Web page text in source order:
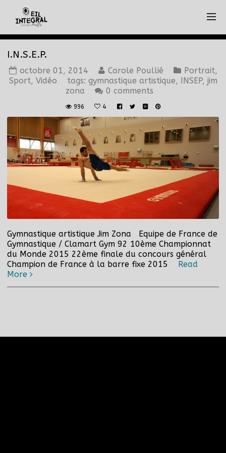
I.N.S.E.P.
octobre 01, 2014 Carole Poullié Portrait,
Sport, Vidéo tags: gymnastique artistique, INSEP, jim
zona
0 comments
996 4
Gymnastique artistique Jim Zona Equipe de France de
Gymnastique / Clamart Gym 92 10ème Championnat
du Monde 2015 22ème finale du concours général
Champion de France à la barre fixe 2015 Read
More